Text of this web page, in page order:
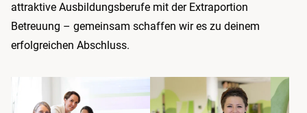
attraktive Ausbildungs­berufe mit der Extraportion
Betreuung – gemeinsam schaffen wir es zu deinem
erfolgreichen Abschluss.